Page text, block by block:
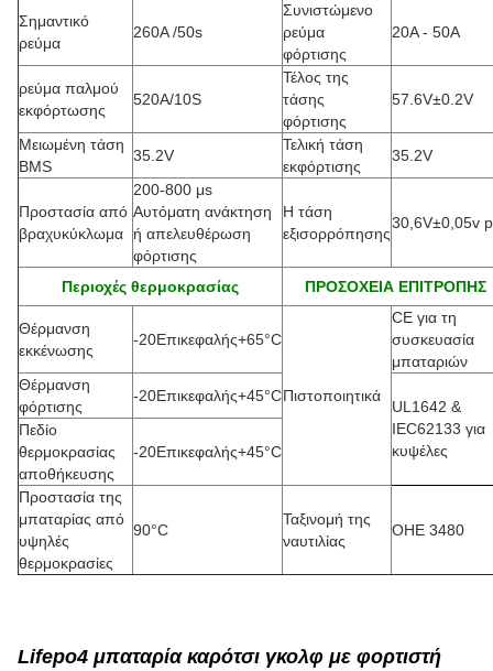
Σημαντικό
ρεύμα
260A /50s
Συνιστώμενο
ρεύμα
φόρτισης
20Α - 50Α
ρεύμα παλμού
εκφόρτωσης
520A/10S
Τέλος της
τάσης
φόρτισης
57.6V±0.2V
Μειωμένη τάση
BMS
35.2V
Τελική τάση
εκφόρτισης
35.2V
Προστασία από
βραχυκύκλωμα
200-800 μs
Αυτόματη ανάκτηση
ή απελευθέρωση
φόρτισης
Η τάση
εξισορρόπησης
30,6V±0,05v
Περιοχές θερμοκρασίας ΠΡΟΣΟΧΕΙΑ ΕΠΙΤΡΟΠΗΣ
Θέρμανση
εκκένωσης
-20Επικεφαλής+65°C
Πιστοποιητικά
CE για τη
συσκευασία
μπαταριών
Θέρμανση
φόρτισης
-20Επικεφαλής+45°C
UL1642 &
IEC62133 για
κυψέλες
Πεδίο
θερμοκρασίας
αποθήκευσης
-20Επικεφαλής+45°C
Προστασία της
μπαταρίας από
υψηλές
θερμοκρασίες
90°C
Ταξινομή της
ναυτιλίας
ΟΗΕ 3480
Lifepo4 μπαταρία καρότσι γκολφ με φορτιστή